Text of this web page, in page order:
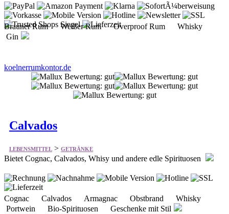
Brauner Rum Weißer Rum Overproof Rum Whisky
Gin
koelnerrumkontor.de
Calvados
LEBENSMITTEL > GETRÄNKE
Bietet Cognac, Calvados, Whisy und andere edle Spirituosen
Cognac Calvados Armagnac Obstbrand Whisky
Portwein Bio-Spirituosen Geschenke mit Stil